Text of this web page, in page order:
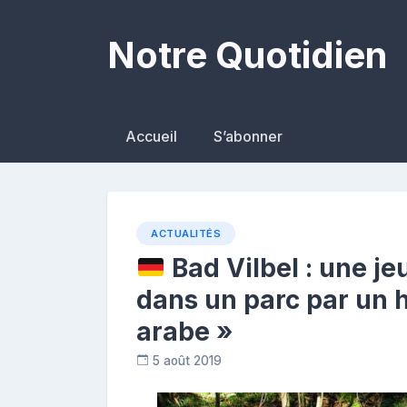
Notre Quotidien
Accueil S’abonner
ACTUALITÉS
Bad Vilbel : une
dans un parc par un
arabe »
5 août 2019
o